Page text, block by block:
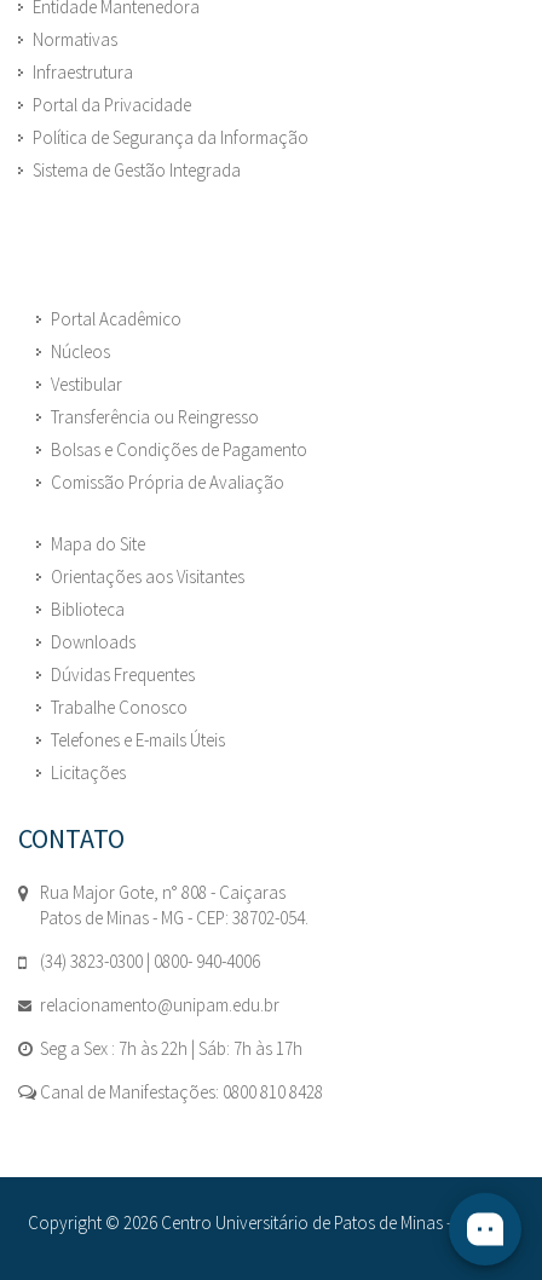
Entidade Mantenedora
Normativas
Infraestrutura
Portal da Privacidade
Política de Segurança da Informação
Sistema de Gestão Integrada
Portal Acadêmico
Núcleos
Vestibular
Transferência ou Reingresso
Bolsas e Condições de Pagamento
Comissão Própria de Avaliação
Mapa do Site
Orientações aos Visitantes
Biblioteca
Downloads
Dúvidas Frequentes
Trabalhe Conosco
Telefones e E-mails Úteis
Licitações
CONTATO
Rua Major Gote, n° 808 - Caiçaras
Patos de Minas - MG - CEP: 38702-054.
(34) 3823-0300 | 0800- 940-4006
relacionamento@unipam.edu.br
Seg a Sex : 7h às 22h | Sáb: 7h às 17h
Canal de Manifestações: 0800 810 8428
Copyright © 2026 Centro Universitário de Patos de Minas - UNIPAM.